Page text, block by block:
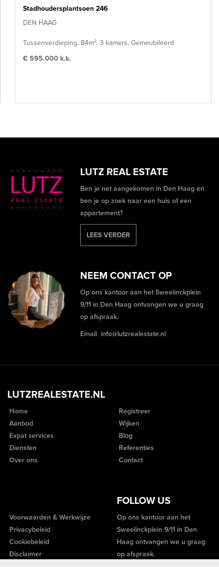
Stadhoudersplantsoen 246
DEN HAAG
Tussenverdieping, 84m², 3 kamers, Gemeubileerd
€ 595.000 k.k.
LUTZ REAL ESTATE
Ben je net aangekomen in Den Haag en
ben je op zoek naar een huis of een
appartement?
LEES VERDER
NEEM CONTACT OP
Op ons kantoor aan het Sweelinckplein
9/11 in Den Haag ontvangen we u graag
op afspraak.
Email info@lutzrealestate.nl
LUTZREALESTATE.NL
Home
Aanbod
Expat services
Diensten
Over ons
Registreer
Wijken
Blog
Referenties
Contact
FOLLOW US
Voorwaarden & Werkwijze
Privacybeleid
Cookiebeleid
Disclaimer
Op ons kantoor aan het
Sweelinckplein 9/11 in Den
Haag ontvangen we u graag
op afspraak.